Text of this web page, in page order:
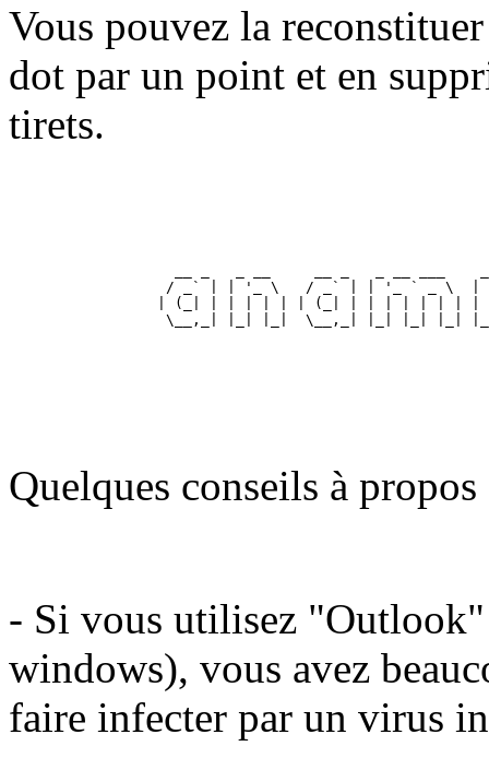
Vous pouvez la
dot par un point et en
tirets.
/ _` | | '_ \   / _` | | '_ ` _ \
| (_| | | | | | | (_| | | | | | | |
\__,_| |_| |_|  \__,_| |_| |_| |_|
Quelques conseils à propos
- Si vous utilisez
windows), vous avez
faire infecter par un virus